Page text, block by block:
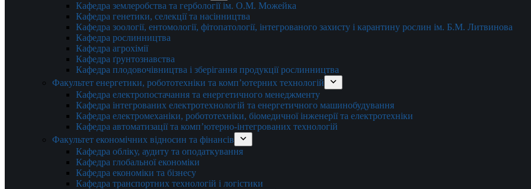
Кафедра землеробства та гербології ім. О.М. Можейка
Кафедра генетики, селекції та насінництва
Кафедра зоології, ентомології, фітопатології, інтегрованого захисту і карантину рослин ім. Б.М. Литвинова
Кафедра рослинництва
Кафедра агрохімії
Кафедра ґрунтознавства
Кафедра плодовочівництва і зберігання продукції рослинництва
Факультет енергетики, робототехніки та комп’ютерних технологій
Кафедра електропостачання та енергетичного менеджменту
Кафедра інтегрованих електротехнологій та енергетичного машинобудування
Кафедра електромеханіки, робототехніки, біомедичної інженерії та електротехніки
Кафедра автоматизації та комп’ютерно-інтегрованих технологій
Факультет економічних відносин та фінансів
Кафедра обліку, аудиту та оподаткування
Кафедра глобальної економіки
Кафедра економіки та бізнесу
Кафедра транспортних технологій і логістики